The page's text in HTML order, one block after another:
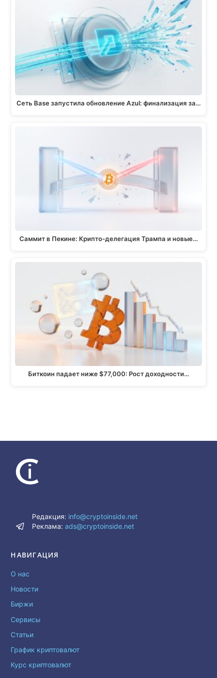
Сеть Base запустила обновление Azul: финализация за…
Саммит в Пекине: Крипто-делегация Трампа и новые…
Биткоин падает ниже $77,000: Рост доходности…
Редакция: info@cryptoinside.net
Реклама:ads@cryptoinside.net
НАВИГАЦИЯ
О нас
Новости
Биржи
Сервисы
Статьи
График криптовалют
Курс криптовалют